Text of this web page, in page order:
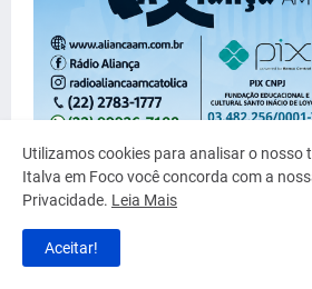
Utilizamos cookies para analisar o nosso
Italva em Foco você concorda com a
Privacidade. Leia Mais
Aceitar!